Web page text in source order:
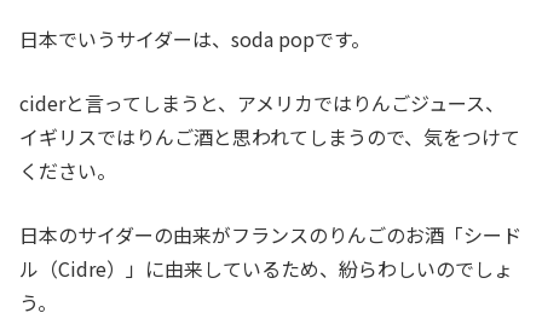
日本でいうサイダーは、soda popです。
ciderと言ってしまうと、アメリカではりんごジュース、
イギリスではりんご酒と思われてしまうので、気をつけて
ください。
日本のサイダーの由来がフランスのりんごのお酒「シード
ル（Cidre）」に由来しているため、紛らわしいのでしょ
う。